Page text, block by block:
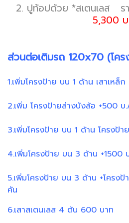
2. ปูท้อปด้วย *สเตนเลส ร
5,300
ส่วนต่อเติมรถ 120x70 (โค
1.เพิ่มโครงป้าย บน 1 ด้าน เสาเห
2.เพิ่ม โครงป้ายล่างบังล้อ +500 บ
3.เพิ่มโครงป้าย บน 1 ด้าน โครงป้
4.เพิ่มโครงป้าย บน 3 ด้าน +1500
5.เพิ่มโครงป้าย บน 3 ด้าน +โครง
คัน
6.เสาสเตนเลส 4 ต้น 600 บาท